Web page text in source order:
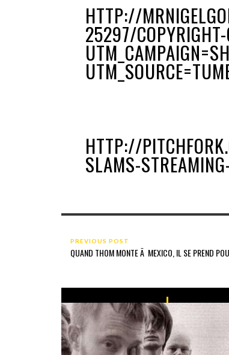
HTTP://
25297/
HTTP://
SLAMS-
PREVIOUS POST
QUAND THOM MONTE Ã MEXICO, IL SE PREND